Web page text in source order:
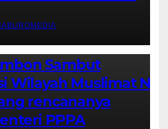
AKTIVIS POLITIK & PEMERINTAHAN
Sambut
Wilayah Muslimat NU
rencananya
PPPA